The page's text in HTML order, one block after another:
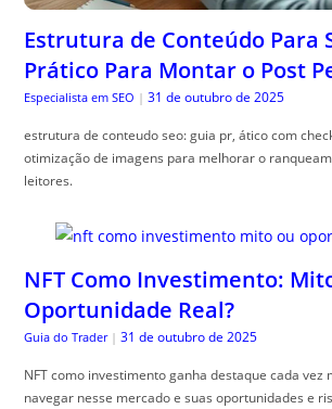
Estrutura de Conteúdo Para
Prático Para Montar o Post
Especialista em SEO | 31 de outubro de 2025
estrutura de conteudo seo: guia pr, ático com
otimização de imagens para melhorar o
leitores.
NFT Como Investimento:
Oportunidade Real?
Guia do Trader | 31 de outubro de 2025
NFT como investimento ganha destaque cada vez
navegar nesse mercado e suas oportunidades e